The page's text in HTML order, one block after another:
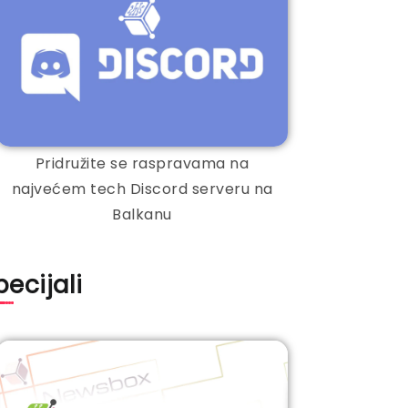
Pridružite se raspravama na
najvećem tech Discord serveru na
Balkanu